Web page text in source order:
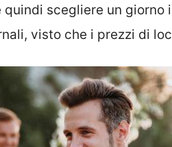
quindi scegliere un
visto che i prezzi di